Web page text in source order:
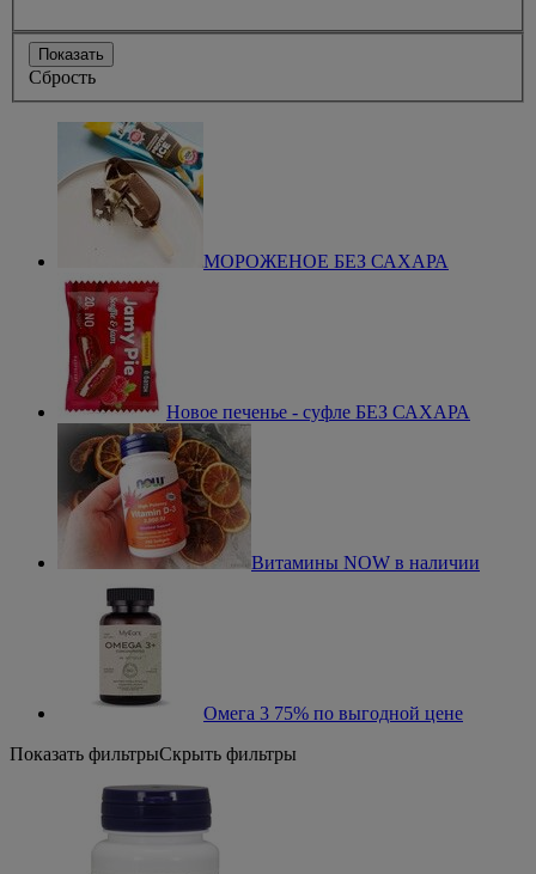
Показать
Сбрость
МОРОЖЕНОЕ БЕЗ САХАРА
Новое печенье - суфле БЕЗ САХАРА
Витамины NOW в наличии
Омега 3 75% по выгодной цене
Показать фильтрыСкрыть фильтры